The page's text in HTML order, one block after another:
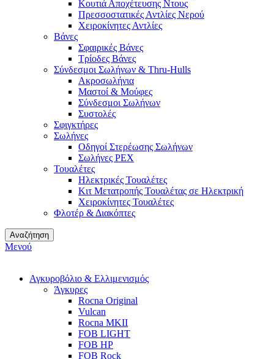
Κουτιά Αποχέτευσης Ντους
Πρεσσοστατικές Αντλίες Νερού
Χειροκίνητες Αντλίες
Βάνες
Σφαιρικές Βάνες
Τρίοδες Βάνες
Σύνδεσμοι Σωλήνων & Thru-Hulls
Ακροσωλήνια
Μαστοί & Μούφες
Σύνδεσμοι Σωλήνων
Συστολές
Σφιγκτήρες
Σωλήνες
Οδηγοί Στερέωσης Σωλήνων
Σωλήνες PEX
Τουαλέτες
Ηλεκτρικές Τουαλέτες
Κιτ Μετατροπής Τουαλέτας σε Ηλεκτρική
Χειροκίνητες Τουαλέτες
Φλοτέρ & Διακόπτες
Αναζήτηση
Μενού
Αγκυροβόλιο & Ελλιμενισμός
Άγκυρες
Rocna Original
Vulcan
Rocna MKII
FOB LIGHT
FOB HP
FOB Rock